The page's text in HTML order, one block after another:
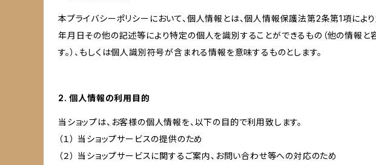
本プライバシーポリシーにおいて、個人情報とは、個人情報保護法第2条第1項によ
年月日その他の記述等により特定の個人を識別することができるもの（他の情報
す。）、もしくは個人識別符号が含まれる情報を意味するものとします。
2. 個人情報の利用目的
当ショップは、お客様の個人情報を、以下の目的で利用致します。
（１） 当ショップサービスの提供のため
（２） 当ショップサービスに関するご案内、お問い合わせ等への対応のため